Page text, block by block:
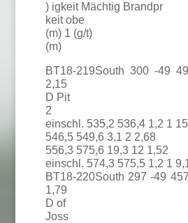
) igkeit Mächtig Brandpr
keit obe
(m) 1 (g/t)
(m)
BT18-219South 300 -49
2,15
D Pit
2
einschl. 535,2 536,4 1,2 1
546,5 549,6 3,1 2 2,68
556,3 575,6 19,3 12 1,52
einschl. 574,3 575,5 1,2 1
BT18-220South 297 -49
1,79
D of
Joss